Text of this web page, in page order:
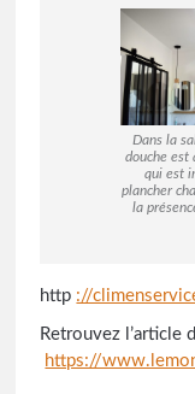
Dans la
douche est
qui est
plancher
la
http ://
Retrouvez l’article
https://